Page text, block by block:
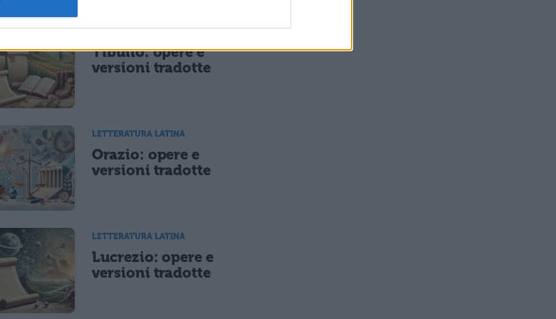
LETTERATURA LATINA
Tibullo: opere e
versioni tradotte
LETTERATURA LATINA
Orazio: opere e
versioni tradotte
LETTERATURA LATINA
Lucrezio: opere e
versioni tradotte